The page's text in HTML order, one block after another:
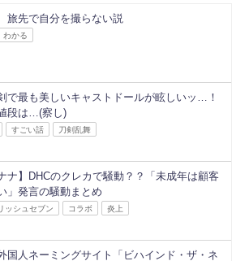
旅先で自分を撮らない説
わかる
で最も美しいキャストドールが眩しいッ…！
段は…(察し)
すごい話 刀剣乱舞
ナ】DHCのクレカで騒動？？「未成年は顧客
」発言の騒動まとめ
ッシュセブン コラボ 炎上
国人ネーミングサイト「ビハインド・ザ・ネ